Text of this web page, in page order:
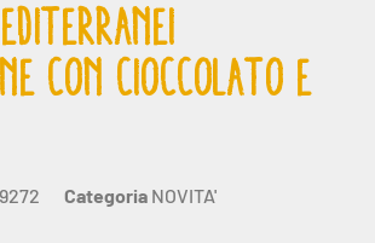
CON CIOCCOLATO E
Categoria NOVITA'